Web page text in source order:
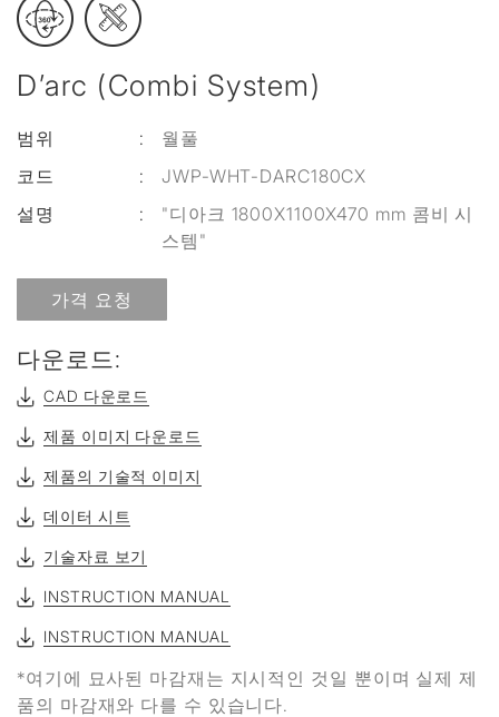
D’arc (Combi System)
범위 :
월풀
코드
:
JWP-WHT-DARC180CX
설명
:
"디아크 1800X1100X470 mm 콤비 시
스템"
가격 요청
다운로드:
CAD 다운로드
제품 이미지 다운로드
제품의 기술적 이미지
데이터 시트
기술자료 보기
INSTRUCTION MANUAL
INSTRUCTION MANUAL
*여기에 묘사된 마감재는 지시적인 것일 뿐이며 실제 제
품의 마감재와 다를 수 있습니다.